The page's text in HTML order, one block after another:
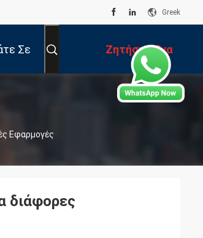
Greek
Σε Ζητήστε Ένα
Απόσπασμα
Εφαρμογές
διάφορες